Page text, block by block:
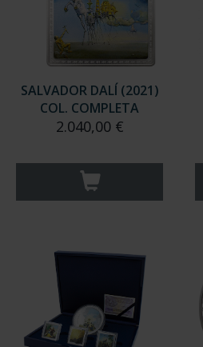
SALVADOR DALÍ (2021)
COL. COMPLETA
2.040,00 €